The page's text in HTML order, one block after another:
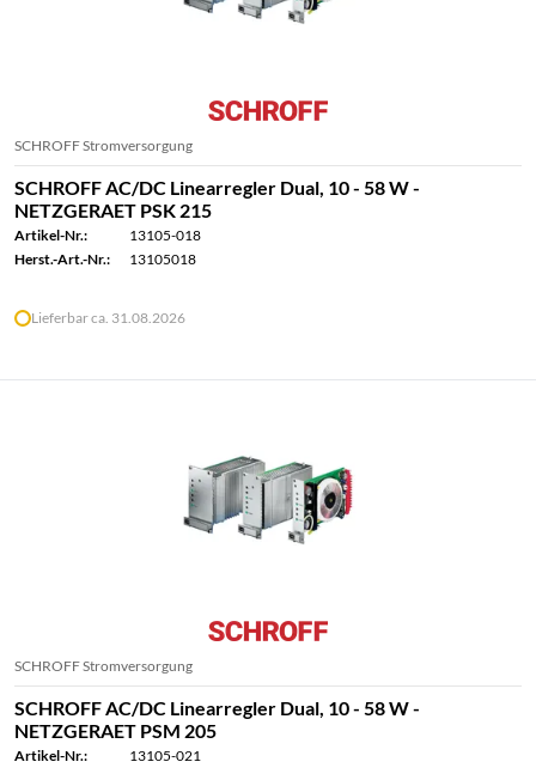
SCHROFF Stromversorgung
SCHROFF AC/DC Linearregler Dual, 10 - 58 W -
NETZGERAET PSK 215
Artikel-Nr.:
13105-018
Herst.-Art.-Nr.:
13105018
Lieferbar ca. 31.08.2026
SCHROFF Stromversorgung
SCHROFF AC/DC Linearregler Dual, 10 - 58 W -
NETZGERAET PSM 205
Artikel-Nr.:
13105-021